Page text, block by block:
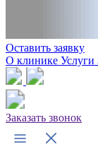
Оставить заявку
О клинике Услуги
Заказать звонок